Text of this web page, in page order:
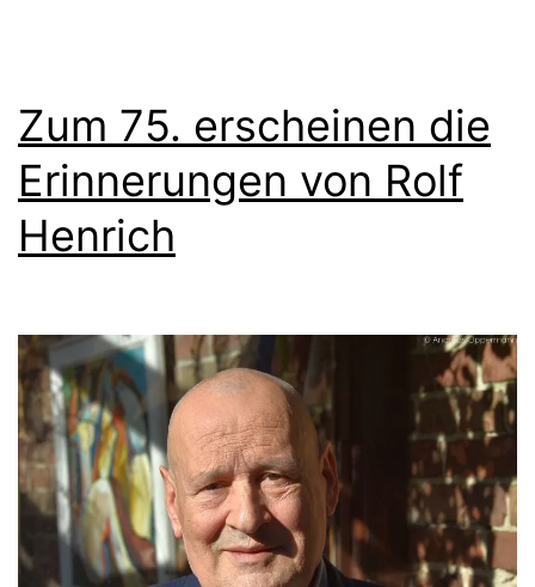
Zum 75. erscheinen die
Erinnerungen von Rolf
Henrich